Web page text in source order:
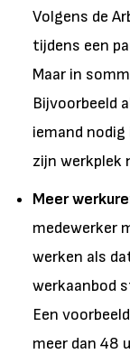
Volgens de
tijdens een
Maar in
Bijvoorbeeld
iemand nodig
zijn werkplek
Meer
medewerker
werken als
werkaanbod
Een
meer dan 48